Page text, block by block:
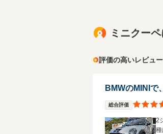
ミニクー
評価の高いレビュ
総合評価
2
種